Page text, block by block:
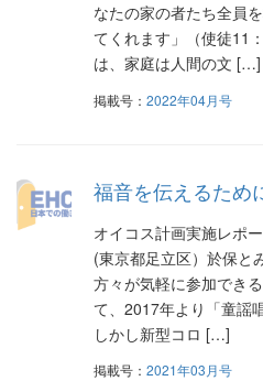
なたの家の者たち全員
てくれます」（使徒
は、家庭は人間の文 […]
掲載号： 2022年04月号
福音を伝えるため
オイコス計画実施レポ
(東京都足立区）於保と
方々が気軽に参加でき
て、2017年より「童謡
しかし新型コロ […]
掲載号： 2021年03月号